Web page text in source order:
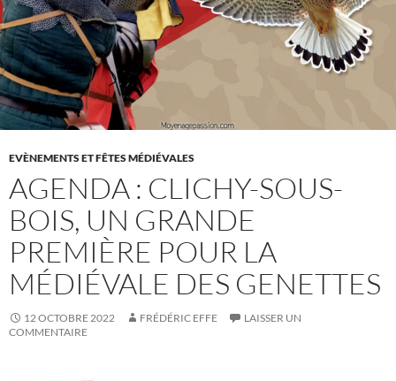
EVÈNEMENTS ET FÊTES MÉDIÉVALES
AGENDA : CLICHY-SOUS-
BOIS, UN GRANDE
PREMIÈRE POUR LA
MÉDIÉVALE DES GENETTES
12 OCTOBRE 2022 FRÉDÉRIC EFFE
LAISSER UN
COMMENTAIRE